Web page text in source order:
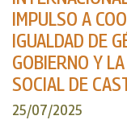
IMPULSO A
IGUALDAD DE
GOBIERNO Y
SOCIAL DE
25/07/2025